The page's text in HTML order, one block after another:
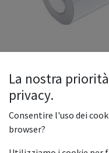
INTERCAST
160x30 (CL)
Mesh Coated - CT-MS300-
La nostra
privacy.
Consentire l'uso dei
browser?